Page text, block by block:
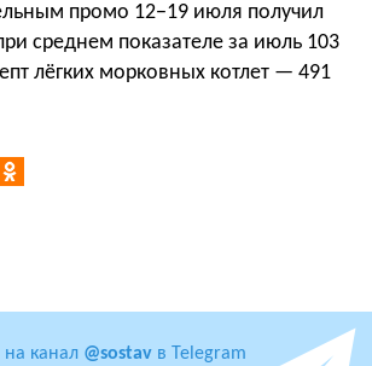
промо 12−19 июля получил
среднем показателе за июль 103
лёгких морковных котлет — 491
канал @sostav в Telegram